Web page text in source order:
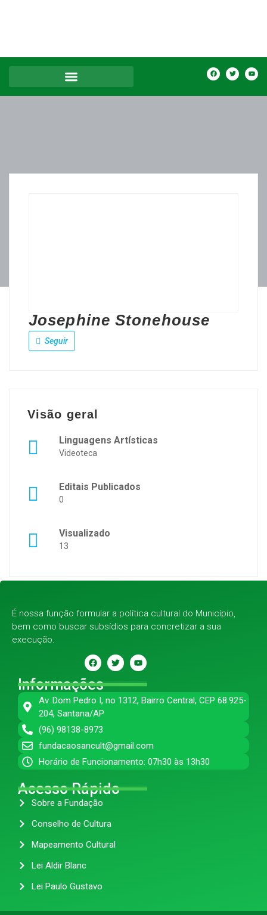
Josephine Stonehouse
Seguir
Visão geral
Linguagens Artísticas
Videoteca
Editais Publicados
0
Visualizado
13
É nossa função formular a política cultural do Município,
bem como buscar subsídios para concretizar a sua
execução.
Informações
Av. Dom Pedro I, no 1312, Bairro Central, CEP 68.925-
204, Santana/AP
(96) 98138-8973
fundacaosancult@gmail.com
Horário de Funcionamento: 07h30 às 13h30
Acesso Rápido
Sobre a Fundação
Conselho de Cultura
Mapeamento Cultural
Lei Aldir Blanc
Lei Paulo Gustavo